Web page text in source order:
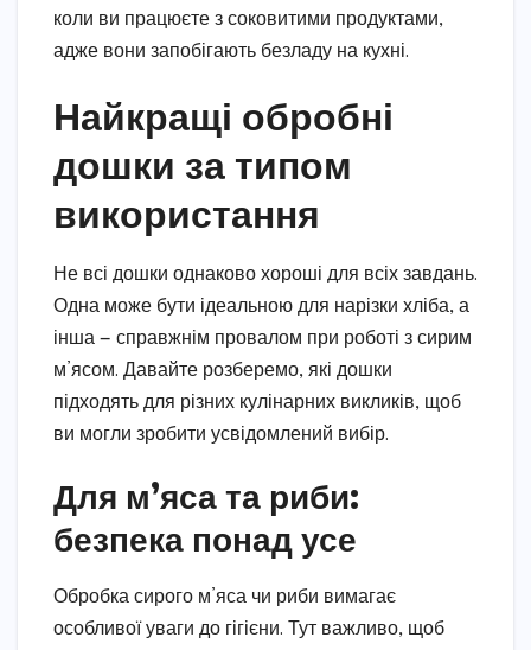
коли ви працюєте з соковитими продуктами,
адже вони запобігають безладу на кухні.
Найкращі обробні
дошки за типом
використання
Не всі дошки однаково хороші для всіх завдань.
Одна може бути ідеальною для нарізки хліба, а
інша — справжнім провалом при роботі з сирим
м’ясом. Давайте розберемо, які дошки
підходять для різних кулінарних викликів, щоб
ви могли зробити усвідомлений вибір.
Для м’яса та риби:
безпека понад усе
Обробка сирого м’яса чи риби вимагає
особливої уваги до гігієни. Тут важливо, щоб